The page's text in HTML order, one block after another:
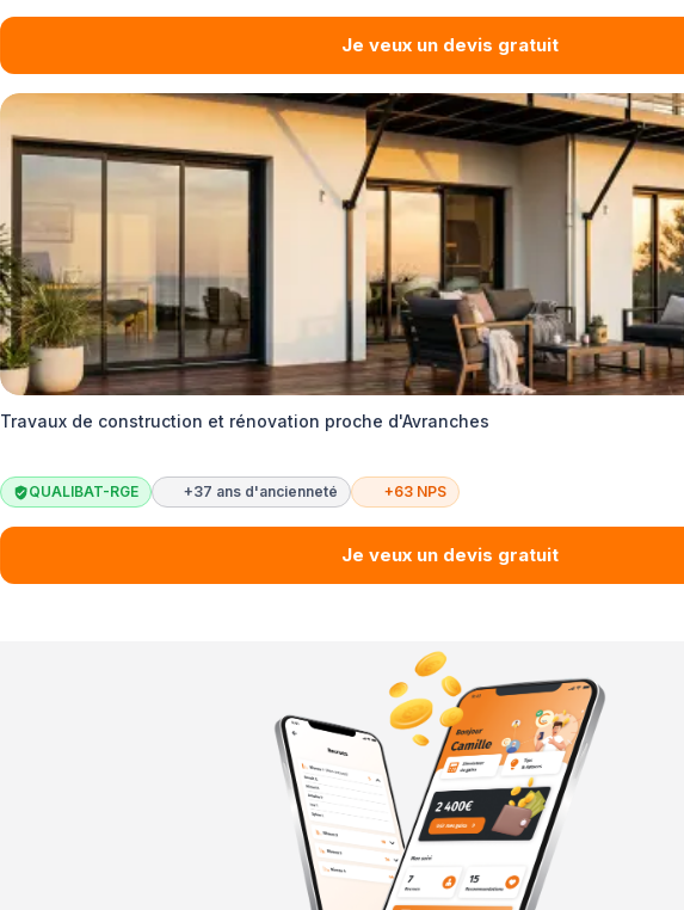
Je veux un devis gratuit
Travaux de construction et rénovation proche d'Avranches
QUALIBAT-RGE +37 ans d'ancienneté +63 NPS
Je veux un devis gratuit